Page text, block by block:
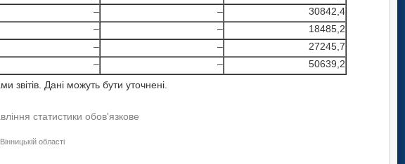
– –
30842,4
– –
18485,2
– –
27245,7
– – 50639,2
Дані можуть бути уточнені.
статистики обов'язкове
області